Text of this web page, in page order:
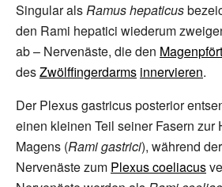
Singular alsRamus hepaticus
den Rami hepatici wiederum
ab – Nervenäste, die den
desZwölffingerdarms innervieren.
Der Plexus gastricus posterior
einen kleinen Teil seiner Fasern zur
Magens (Rami gastrici), während
Nervenäste zum Plexus coeliacus